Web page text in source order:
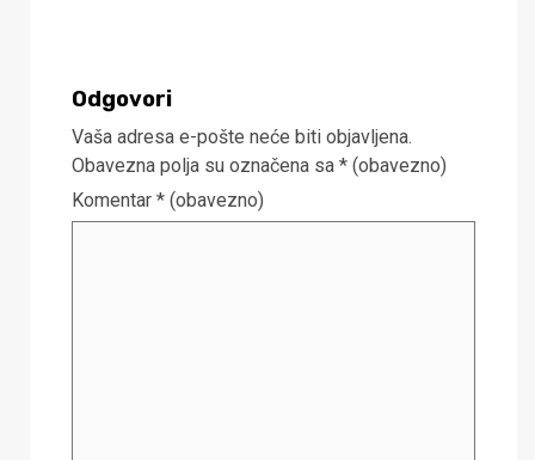
Odgovori
Vaša adresa e-pošte neće biti objavljena.
Obavezna polja su označena sa * (obavezno)
Komentar * (obavezno)